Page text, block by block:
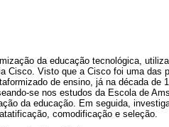
da educação tecnológica,
Cisco. Visto que a Cisco foi uma das
de ensino, já na década de
se nos estudos da Escola de
da educação. Em seguida,
comodificação e seleção.